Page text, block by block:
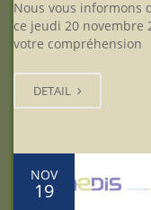
Nous vous informons
ce jeudi 20 novembre
votre compréhension
DETAIL
NOV
19